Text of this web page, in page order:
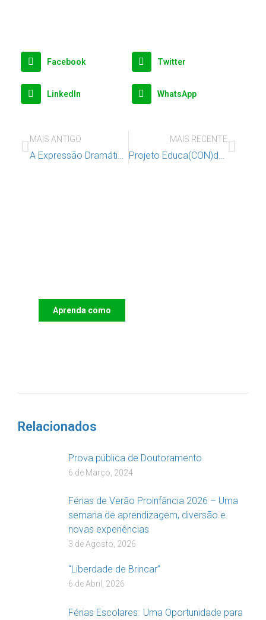
Facebook Twitter
LinkedIn WhatsApp
MAIS ANTIGO MAIS RECENTE
Aprenda como
Relacionados
Prova pública de Doutoramento
6 de Março, 2024
Férias de Verão Proinfância 2026 – Uma
semana de aprendizagem, diversão e
novas experiências
3 de Agosto, 2026
“Liberdade de Brincar”
6 de Abril, 2026
Férias Escolares: Uma Oportunidade para